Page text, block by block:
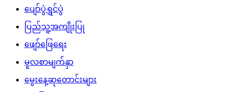
ပျော်ပွဲရွှင်ပွဲ
ပြည်သူ့အကျိုးပြု
ဖျော်ဖြေရေး
မူလစာမျက်နှာ
မွေးနေ့ဆုတောင်းများ